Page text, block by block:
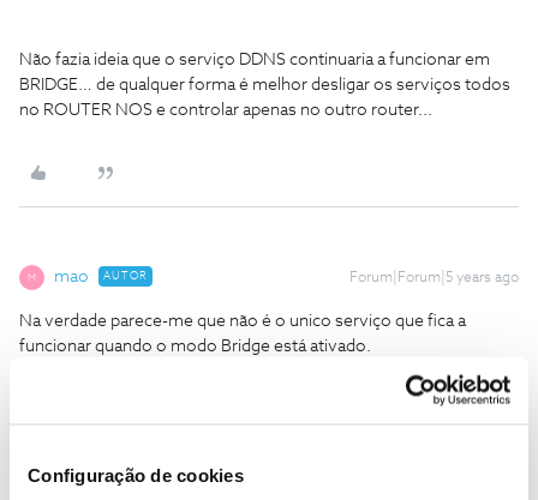
Configuração de cookies
Não fazia ideia que o serviço DDNS continuaria a funcionar em
BRIDGE… de qualquer forma é melhor desligar os serviços todos
no ROUTER NOS e controlar apenas no outro router...
M mao AUTOR Forum|Forum|5 years ago
Na verdade parece-me que não é o unico serviço que fica a
funcionar quando o modo Bridge está ativado.